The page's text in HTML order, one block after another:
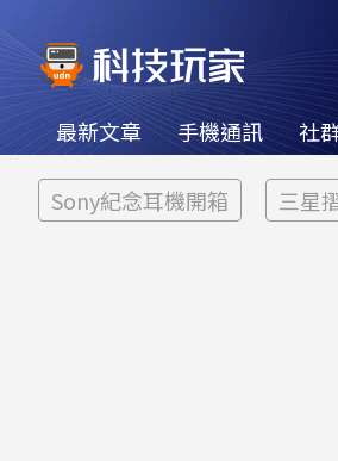
最新文章 手機通訊 社
Sony紀念耳機開箱 三星